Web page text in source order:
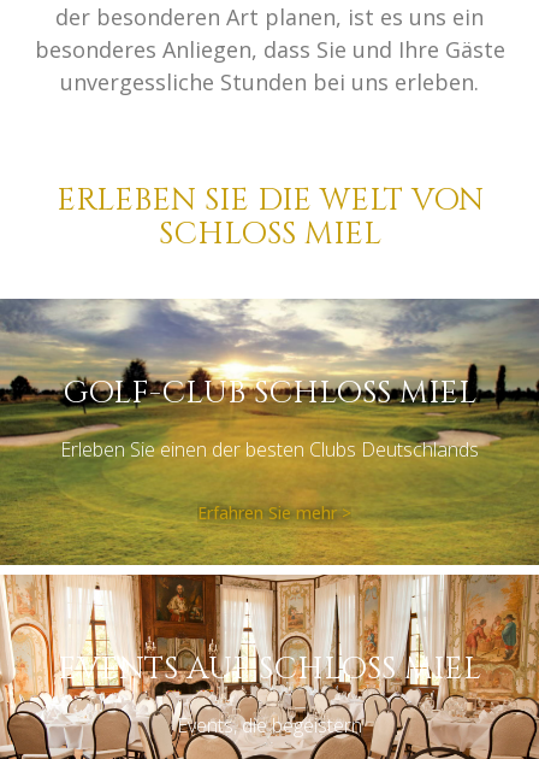
der besonderen Art planen, ist es uns ein
besonderes Anliegen, dass Sie und Ihre Gäste
unvergessliche Stunden bei uns erleben.
ERLEBEN SIE DIE WELT VON
SCHLOSS MIEL
GOLF-CLUB SCHLOSS MIEL
Erleben Sie einen der besten Clubs Deutschlands
Erfahren Sie mehr >
EVENTS AUF SCHLOSS MIEL
Events, die begeistern